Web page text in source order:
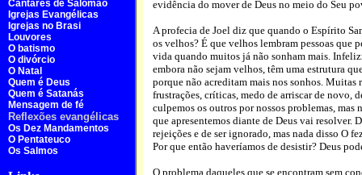
Cantares de Salomão
Igrejas Evangélicas
Igrejas no Brasi
Louvores
O batismo
O divórcio
O Natal
Quem é Deus
Quem é Satanás
Mensagem de fé
Reflexões evangélicas
Os Dez Mandamentos
O Pentateuco
Os Salmos
evidência do mover de Deus no meio do Seu
A profecia de Joel diz que quando o Espírito
os velhos? É que velhos lembram pessoas que
vida quando muitos já não sonham mais.
embora não sejam velhos, têm uma estrutura
porque não acreditam mais nos sonhos. Muitas
frustrações, críticas, medo de arriscar de novo,
culpemos os outros por nossos problemas, mas
que apresentemos diante de Deus vai resolver.
rejeições e de ser ignorado, mas nada disso O
Por que então haveríamos de desistir? Deus
O problema daqueles que se encontram sem